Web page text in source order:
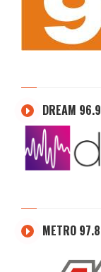
DREAM 96.9
METRO 97.8